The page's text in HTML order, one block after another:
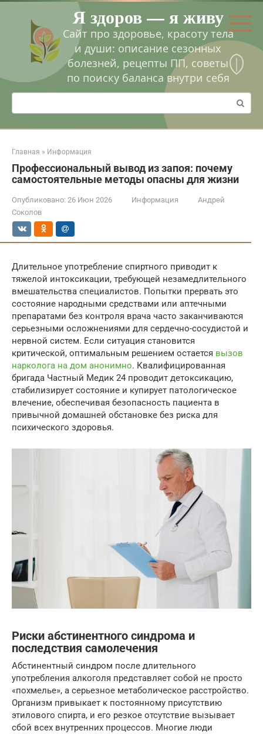
Перейти
контенту
Я здоров — я живу
Сайт про здоровье, красоту тела
и души: описание сезонных
болезней, рецепты ПП, советы
по поиску баланса внутри себя
Поиск:
Главная » Информация
Профессиональный вывод из запоя: почему
самостоятельные методы опасны для жизни
Опубликовано: 26 Июн 2026 Информация
Андрей
Соколов
Длительное употребление спиртного приводит к
тяжелой интоксикации, требующей незамедлительного
вмешательства специалистов. Попытки прервать это
состояние народными средствами или аптечными
препаратами без контроля врача часто заканчиваются
серьезными осложнениями для сердечно-сосудистой и
нервной систем. Если ситуация становится
критической, оптимальным решением остается вызов
нарколога на дом анонимно. Квалифицированная
бригада Частный Медик 24 проводит детоксикацию,
стабилизирует состояние и купирует патологическое
влечение, обеспечивая безопасность пациента в
привычной домашней обстановке без риска для
психического здоровья.
Риски абстинентного синдрома и
последствия самолечения
Абстинентный синдром после длительного
употребления алкоголя представляет собой не просто
«похмелье», а серьезное метаболическое расстройство.
Организм привыкает к постоянному присутствию
этилового спирта, и его резкое отсутствие вызывает
сбой всех внутренних процессов. Многие люди